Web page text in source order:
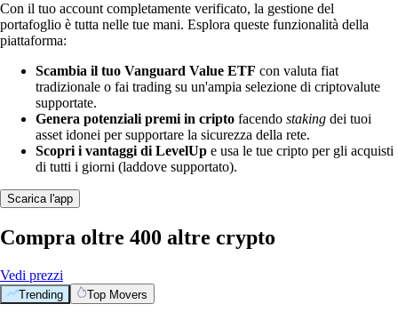
Con il tuo account completamente verificato, la gestione del
portafoglio è tutta nelle tue mani. Esplora queste funzionalità della
piattaforma:
Scambia il tuo Vanguard Value ETF con valuta fiat
tradizionale o fai trading su un'ampia selezione di criptovalute
supportate.
Genera potenziali premi in cripto facendo staking dei tuoi
asset idonei per supportare la sicurezza della rete.
Scopri i vantaggi di LevelUp e usa le tue cripto per gli acquisti
di tutti i giorni (laddove supportato).
Scarica l'app
Compra oltre 400 altre crypto
Vedi prezzi
Trending Top Movers